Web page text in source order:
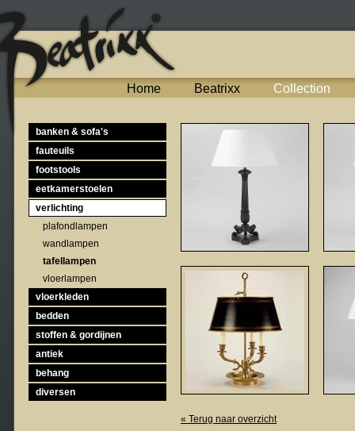
Home Beatrixx Collection
banken & sofa's
fauteuils
footstools
eetkamerstoelen
verlichting
plafondlampen
wandlampen
tafellampen
vloerlampen
vloerkleden
bedden
stoffen & gordijnen
antiek
behang
diversen
« Terug naar overzicht